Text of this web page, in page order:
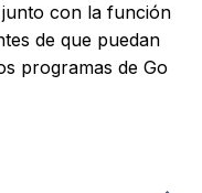
junto con la función
de que puedan
programas de Go